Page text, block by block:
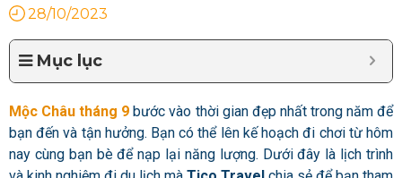
28/10/2023
Mục lục
Mộc Châu tháng 9 bước vào thời gian đẹp nhất trong năm để
bạn đến và tận hưởng. Bạn có thể lên kế hoạch đi chơi từ hôm
nay cùng bạn bè để nạp lại năng lượng. Dưới đây là lịch trình